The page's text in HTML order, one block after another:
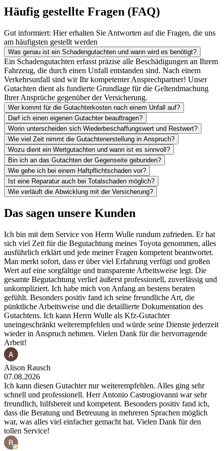
Häufig gestellte Fragen (FAQ)
Gut informiert: Hier erhalten Sie Antworten auf die Fragen, die uns
am häufigsten gestellt werden
Was genau ist ein Schadengutachten und wann wird es benötigt?
Ein Schadengutachten erfasst präzise alle Beschädigungen an Ihrem
Fahrzeug, die durch einen Unfall entstanden sind. Nach einem
Verkehrsunfall sind wir Ihr kompetenter Ansprechpartner! Unser
Gutachten dient als fundierte Grundlage für die Geltendmachung
Ihrer Ansprüche gegenüber der Versicherung.
Wer kommt für die Gutachterkosten nach einem Unfall auf?
Darf ich einen eigenen Gutachter beauftragen?
Worin unterscheiden sich Wiederbeschaffungswert und Restwert?
Wie viel Zeit nimmt die Gutachtenerstellung in Anspruch?
Wozu dient ein Wertgutachten und wann ist es sinnvoll?
Bin ich an das Gutachten der Gegenseite gebunden?
Wie gehe ich bei einem Haftpflichtschaden vor?
Ist eine Reparatur auch bei Totalschaden möglich?
Wie verläuft die Abwicklung mit der Versicherung?
Das sagen unsere Kunden
Ich bin mit dem Service von Herrn Wulle rundum zufrieden. Er hat
sich viel Zeit für die Begutachtung meines Toyota genommen, alles
ausführlich erklärt und jede meiner Fragen kompetent beantwortet.
Man merkt sofort, dass er über viel Erfahrung verfügt und großen
Wert auf eine sorgfältige und transparente Arbeitsweise legt. Die
gesamte Begutachtung verlief äußerst professionell, zuverlässig und
unkompliziert. Ich habe mich von Anfang an bestens beraten
gefühlt. Besonders positiv fand ich seine freundliche Art, die
pünktliche Arbeitsweise und die detaillierte Dokumentation des
Gutachtens. Ich kann Herrn Wulle als Kfz-Gutachter
uneingeschränkt weiterempfehlen und würde seine Dienste jederzeit
wieder in Anspruch nehmen. Vielen Dank für die hervorragende
Arbeit!
Alison Rausch
07.08.2026
Ich kann diesen Gutachter nur weiterempfehlen. Alles ging sehr
schnell und professionell. Herr Antonio Castrogiovanni war sehr
freundlich, hilfsbereit und kompetent. Besonders positiv fand ich,
dass die Beratung und Betreuung in mehreren Sprachen möglich
war, was alles viel einfacher gemacht hat. Vielen Dank für den
tollen Service!